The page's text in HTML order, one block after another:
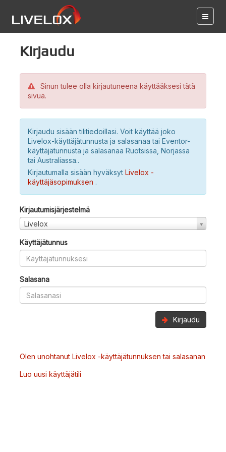
Kirjaudu
Sinun tulee olla kirjautuneena käyttääksesi tätä
sivua.
Kirjaudu sisään tilitiedoillasi. Voit käyttää joko
Livelox-käyttäjätunnusta ja salasanaa tai Eventor-
käyttäjätunnusta ja salasanaa Ruotsissa, Norjassa
tai Australiassa..
Kirjautumalla sisään hyväksyt Livelox -
käyttäjäsopimuksen .
Kirjautumisjärjestelmä
Livelox
Käyttäjätunnus
Salasana
Kirjaudu
Olen unohtanut Livelox -käyttäjätunnuksen tai salasanan
Luo uusi käyttäjätili